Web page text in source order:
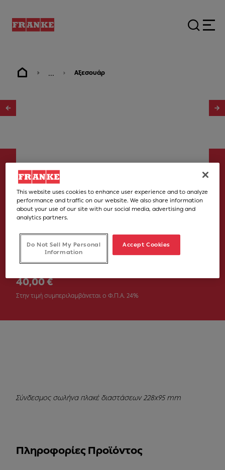
... Αξεσουάρ
Αξεσουάρ
Σύνδεσμος σωλήνα πλακέ
Νούμερο Άρθρου
40,00 €
Στην τιμή συμπεριλαμβάνεται ο Φ.Π.Α. 24%
Σύνδεσμος σωλήνα πλακέ διαστάσεων 228x95 mm
Πληροφορίες Προϊόντος
This website uses cookies to enhance user experience and to analyze
performance and traffic on our website. We also share information
about your use of our site with our social media, advertising and
analytics partners.
Do Not Sell My Personal
Information
Accept Cookies